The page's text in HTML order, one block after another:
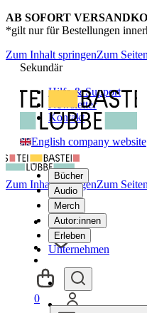
AB SOFORT
*gilt nur für Bestellungen
Zum Inhalt springenZum
Sekundär
Hilfe & Support
Newsletter
Kontakt
English company website
Bücher
Audio
Merch
Autor:innen
Erleben
Unternehmen
Zum Inhalt springenZum
0